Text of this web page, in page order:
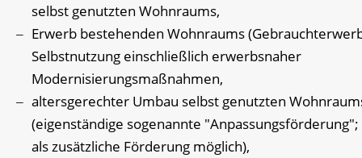
selbst genutzten Wohnraums,
Erwerb bestehenden Wohnraums
Selbstnutzung einschließlich erwerbsnaher
Modernisierungsmaßnahmen,
altersgerechter Umbau selbst genutzten
(eigenständige sogenannte "Anpassungsförderung";
als zusätzliche Förderung möglich),